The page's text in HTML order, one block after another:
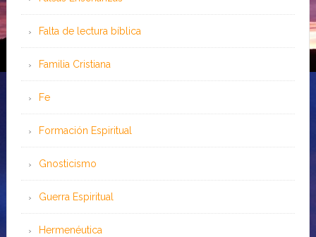
Falta de lectura bíblica
Familia Cristiana
Fe
Formación Espiritual
Gnosticismo
Guerra Espiritual
Hermenéutica